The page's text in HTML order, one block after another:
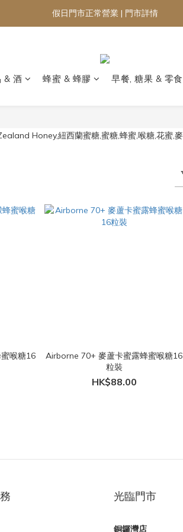
假日門市正常營業 | 門市詳情
& 酒 蜂蜜 & 蜂膠 早餐, 糖果 & 零食
喉糖16
Airborne 70+ 麥蘆卡蜜露蜂蜜喉糖16
粒裝
HK$88.00
光臨門市
銅鑼灣店